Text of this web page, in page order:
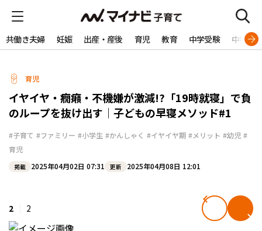
共働き夫婦 妊娠 出産・産後 育児 教育 中学受験 中学生
育児
イヤイヤ・癇癪・不機嫌が激減!?「19時就寝」で負
のループを抜け出す｜子どもの早寝メソッド#1
#子育て #ファミリー #小学生 #かんしゃく #イヤイヤ期 #メリット #幼児 #
育児
掲載 2025年04月02日 07:31 更新 2025年04月08日 12:01
2 2